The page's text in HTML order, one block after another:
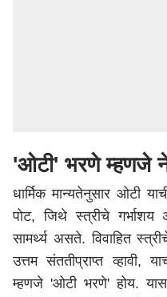
'ओटी' भरणे म्हणजे
धार्मिक मान्यतेनुसार ओटी
पोट, जिथे स्त्रीचे गर्भाशय
सामर्थ्य असते. विवाहित
उत्तम संततीप्राप्त व्हावी,
म्हणजे 'ओटी भरणे' होय.